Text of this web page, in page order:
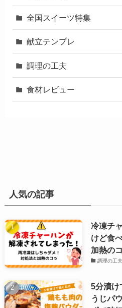
全国スイーツ特集
献立テンプレ
調理の工夫
食材レビュー
人気の記事
冷凍チ
けど食
加熱の
調理の工夫
5分漬け
うじパ